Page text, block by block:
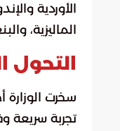
الأوردية
الماليزية،
التحول
سخرت الوزارة
تجربة سريعة